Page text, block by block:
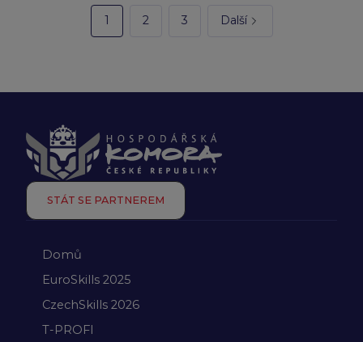
1 2 3 Další
STÁT SE PARTNEREM
Domů
EuroSkills 2025
CzechSkills 2026
T-PROFI